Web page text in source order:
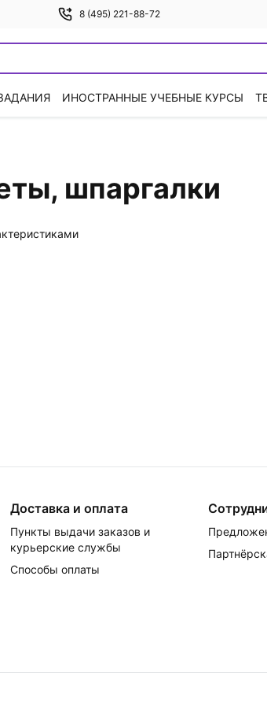
8 (495) 221-88-72
ИНОСТРАННЫЕ УЧЕБНЫЕ КУРСЫ
шпаргалки
Доставка и оплата
Пункты выдачи заказов и
курьерские службы
Способы оплаты